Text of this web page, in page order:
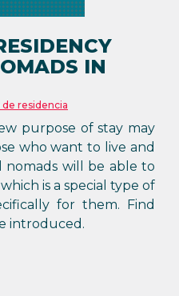
IN
residencia
purpose of stay may
who want to live and
nomads will be able to
is a special type of
for them. Find
introduced.